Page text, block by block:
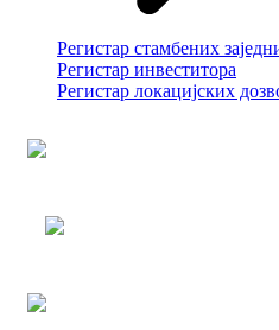
Регистар стамбених
Регистар инвеститора
Регистар локацијских